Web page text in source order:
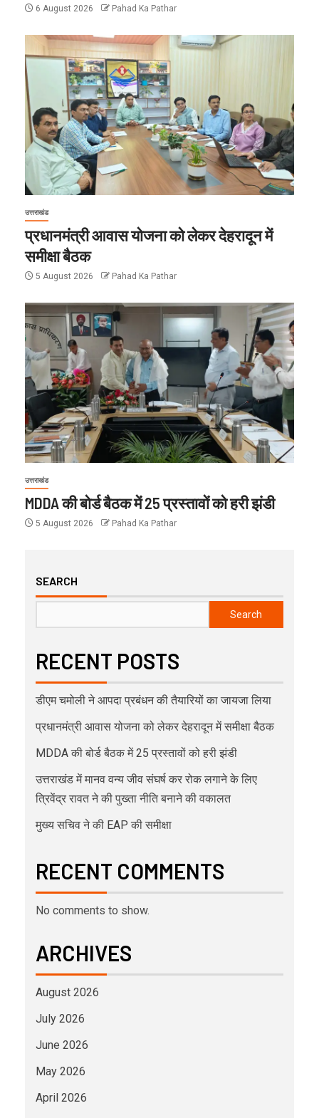
6 August 2026 Pahad Ka Pathar
उत्तराखंड
प्रधानमंत्री आवास योजना को लेकर देहरादून में
समीक्षा बैठक
5 August 2026 Pahad Ka Pathar
उत्तराखंड
MDDA की बोर्ड बैठक में 25 प्रस्तावों को हरी झंडी
5 August 2026 Pahad Ka Pathar
SEARCH
Search
RECENT POSTS
डीएम चमोली ने आपदा प्रबंधन की तैयारियों का जायजा लिया
प्रधानमंत्री आवास योजना को लेकर देहरादून में समीक्षा बैठक
MDDA की बोर्ड बैठक में 25 प्रस्तावों को हरी झंडी
उत्तराखंड में मानव वन्य जीव संघर्ष कर रोक लगाने के लिए
त्रिवेंद्र रावत ने की पुख्ता नीति बनाने की वकालत
मुख्य सचिव ने की EAP की समीक्षा
RECENT COMMENTS
No comments to show.
ARCHIVES
August 2026
July 2026
June 2026
May 2026
April 2026